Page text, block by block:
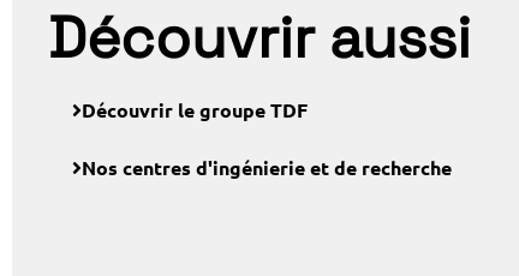
Découvrir aussi
Découvrir le groupe TDF
Nos centres d'ingénierie et de recherche